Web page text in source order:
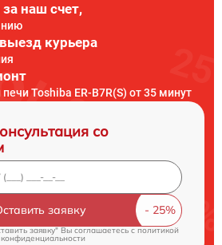
наш счет,
курьера
Toshiba ER-B7R(S) от 35 минут
со
заявку
заявку" Вы соглашаетесь cполитикой
конфиденциальности